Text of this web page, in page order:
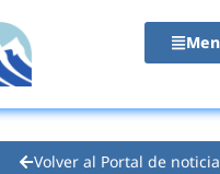
Volver al Portal de